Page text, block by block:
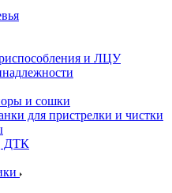
и ЛЦУ
и сошки
для пристрелки и чистки
ДТК